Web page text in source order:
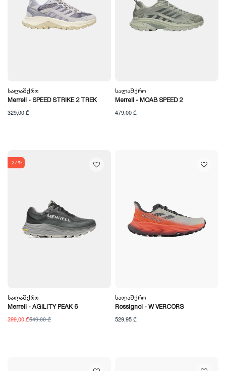
Სალაშქრო
Merrell - SPEED STRIKE 2 TREK
329,00 ₾
Სალაშქრო
Merrell - MOAB SPEED 2
479,00 ₾
-27%
Სალაშქრო
Merrell - AGILITY PEAK 6
399,00 ₾549,00 ₾
Სალაშქრო
Rossignol - W VERCORS
529,95 ₾